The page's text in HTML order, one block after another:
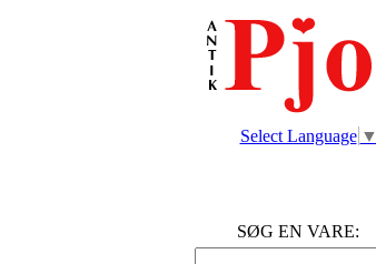
Select Language ▼
SØG EN VARE: